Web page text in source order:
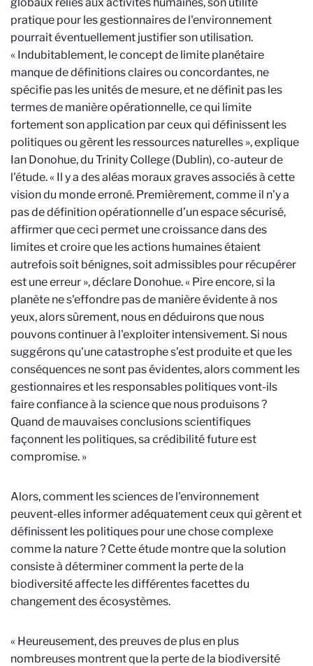
pratique pour les gestionnaires de l'environnement
pourrait éventuellement justifier son utilisation.
« Indubitablement, le concept de limite planétaire
manque de définitions claires ou concordantes, ne
spécifie pas les unités de mesure, et ne définit pas les
termes de manière opérationnelle, ce qui limite
fortement son application par ceux qui définissent les
politiques ou gèrent les ressources naturelles », explique
Ian Donohue, du Trinity College (Dublin), co-auteur de
l'étude. « Il y a des aléas moraux graves associés à cette
vision du monde erroné. Premièrement, comme il n'y a
pas de définition opérationnelle d’un espace sécurisé,
affirmer que ceci permet une croissance dans des
limites et croire que les actions humaines étaient
autrefois soit bénignes, soit admissibles pour récupérer
est une erreur », déclare Donohue. « Pire encore, si la
planète ne s'effondre pas de manière évidente à nos
yeux, alors sûrement, nous en déduirons que nous
pouvons continuer à l'exploiter intensivement. Si nous
suggérons qu'une catastrophe s'est produite et que les
conséquences ne sont pas évidentes, alors comment les
gestionnaires et les responsables politiques vont-ils
faire confiance à la science que nous produisons ?
Quand de mauvaises conclusions scientifiques
façonnent les politiques, sa crédibilité future est
compromise. »
Alors, comment les sciences de l'environnement
peuvent-elles informer adéquatement ceux qui gèrent et
définissent les politiques pour une chose complexe
comme la nature ? Cette étude montre que la solution
consiste à déterminer comment la perte de la
biodiversité affecte les différentes facettes du
changement des écosystèmes.
« Heureusement, des preuves de plus en plus
nombreuses montrent que la perte de la biodiversité